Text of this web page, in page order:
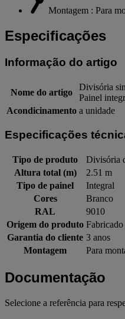
Montagem : Para
Especificações
Informação do artigo
Nome do artigo
Divisória
Painel
Acondicinamento a unidade
Especificações
Tipo de produto
Divisória
Altura total (m)
2.51 m
Tipo de painel
Integral
Cores
Branco
RAL
9010
Origem do produto
Garantia do cliente 3 anos
Montagem
Para
Documentação
Selecione a referência para